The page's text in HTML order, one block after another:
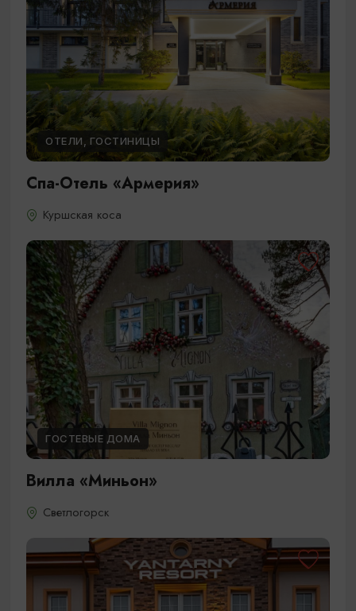
ОТЕЛИ, ГОСТИНИЦЫ
Спа-Отель «Армерия»
Куршская коса
ГОСТЕВЫЕ ДОМА
Вилла «Миньон»
Светлогорск